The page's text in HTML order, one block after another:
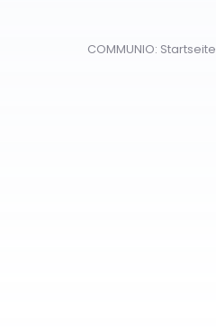
COMMUNIO: Startseite